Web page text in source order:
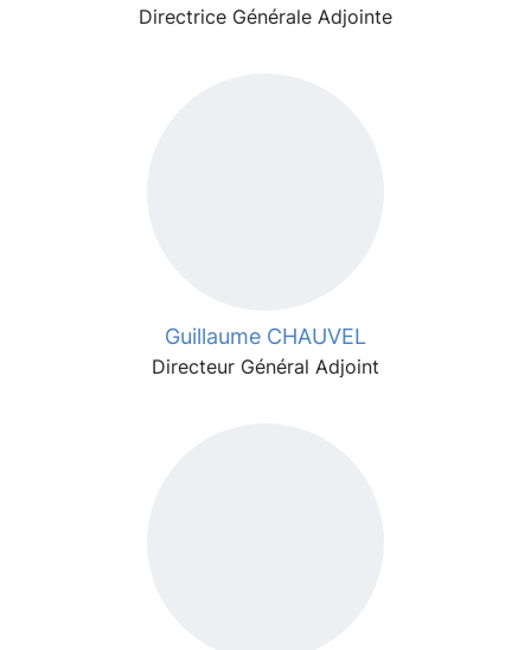
Directrice Générale Adjointe
Guillaume CHAUVEL
Directeur Général Adjoint